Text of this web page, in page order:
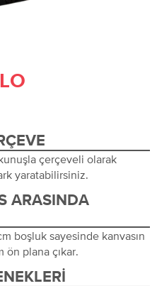
çerçeveli olarak
yaratabilirsiniz.
ARASINDA
boşluk sayesinde kanvasın
ön plana çıkar.